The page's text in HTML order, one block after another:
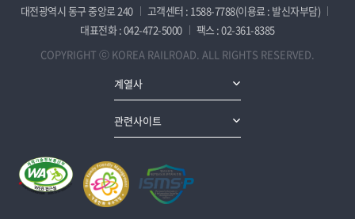
대전광역시 동구 중앙로 240
고객센터 : 1588-7788(이용료 : 발신자부담)
대표전화 : 042-472-5000
팩스 : 02-361-8385
COPYRIGHT ⓒ KOREA RAILROAD. ALL RIGHTS RESERVED.
계열사
관련사이트